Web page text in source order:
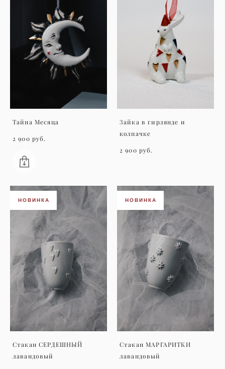
Тайна Месяца
2 900 pуб.
Зайка в гирлянде и
колпачке
2 900 pуб.
НОВИНКА
Стакан СЕРДЕШНЫЙ
лавандовый
НОВИНКА
Стакан МАРГАРИТКИ
лавандовый